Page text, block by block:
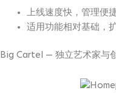
上线速度快，管理便
适用功能相对基础，
Big Cartel — 独立艺术家与